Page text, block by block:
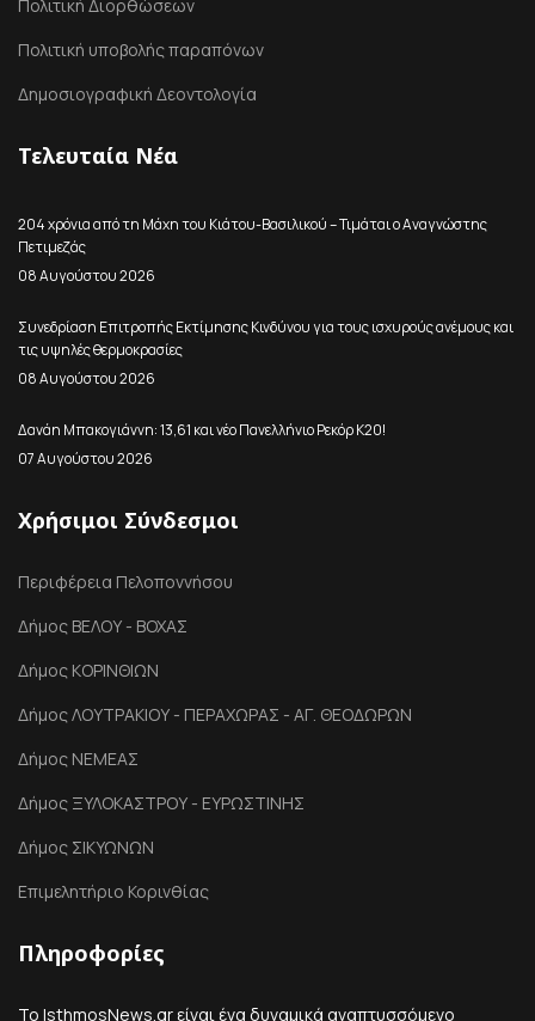
Πολιτική Διορθώσεων
Πολιτική υποβολής παραπόνων
Δημοσιογραφική Δεοντολογία
Τελευταία Νέα
204 χρόνια από τη Μάχη του Κιάτου-Βασιλικού – Τιμάται ο Αναγνώστης
Πετιμεζάς
08 Αυγούστου 2026
Συνεδρίαση Επιτροπής Εκτίμησης Κινδύνου για τους ισχυρούς ανέμους και
τις υψηλές θερμοκρασίες
08 Αυγούστου 2026
Δανάη Μπακογιάννη: 13,61 και νέο Πανελλήνιο Ρεκόρ Κ20!
07 Αυγούστου 2026
Χρήσιμοι Σύνδεσμοι
Περιφέρεια Πελοποννήσου
Δήμος ΒΕΛΟΥ - ΒΟΧΑΣ
Δήμος ΚΟΡΙΝΘΙΩΝ
Δήμος ΛΟΥΤΡΑΚΙΟΥ - ΠΕΡΑΧΩΡΑΣ - ΑΓ. ΘΕΟΔΩΡΩΝ
Δήμος ΝΕΜΕΑΣ
Δήμος ΞΥΛΟΚΑΣΤΡΟΥ - ΕΥΡΩΣΤΙΝΗΣ
Δήμος ΣΙΚΥΩΝΩΝ
Επιμελητήριο Κορινθίας
Πληροφορίες
Το IsthmosNews.gr είναι ένα δυναμικά αναπτυσσόμενο